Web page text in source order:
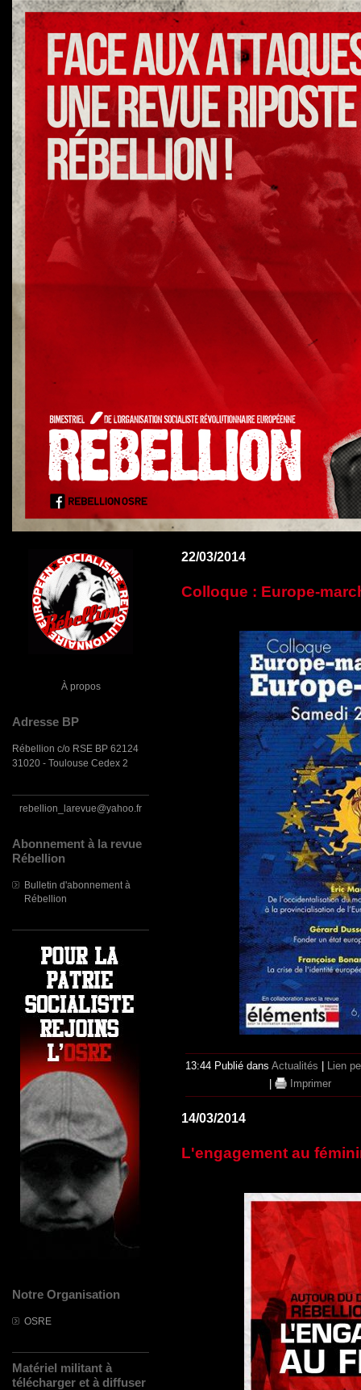
À propos
Adresse BP
Rébellion c/o RSE BP 62124
31020 - Toulouse Cedex 2
rebellion_larevue@yahoo.fr
Abonnement à la revue
Rébellion
Bulletin d'abonnement à
Rébellion
Notre Organisation
OSRE
Matériel militant à
télécharger et à diffuser
22/03/2014
Colloque : Europe-
13:44 Publié dans Actualités
Lien
Imprimer
14/03/2014
L'engagement au